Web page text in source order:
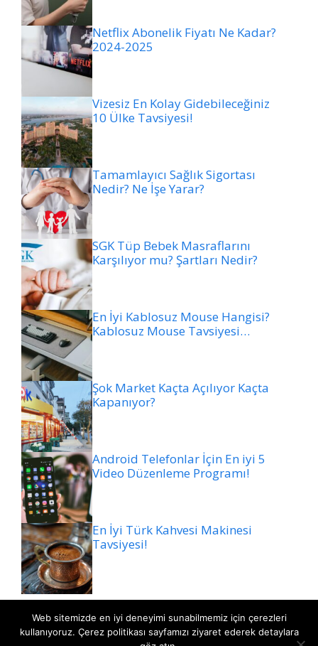
Netflix Abonelik Fiyatı Ne Kadar?
2024-2025
Vizesiz En Kolay Gidebileceğiniz
10 Ülke Tavsiyesi!
Tamamlayıcı Sağlık Sigortası
Nedir? Ne İşe Yarar?
SGK Tüp Bebek Masraflarını
Karşılıyor mu? Şartları Nedir?
En İyi Kablosuz Mouse Hangisi?
Kablosuz Mouse Tavsiyesi…
Şok Market Kaçta Açılıyor Kaçta
Kapanıyor?
Android Telefonlar İçin En iyi 5
Video Düzenleme Programı!
En İyi Türk Kahvesi Makinesi
Tavsiyesi!
Web sitemizde en iyi deneyimi sunabilmemiz için çerezleri
kullanıyoruz. Çerez politikası sayfamızı ziyaret ederek detaylara